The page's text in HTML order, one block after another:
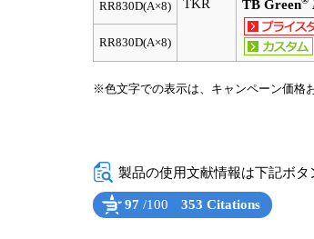
RR830D(A×8) TKR TB Green
RR830D(A×8)
※色文字での表示は、キャンペーン価格
製品の使用文献情報は下記ボタ
97 /100 353 Citations